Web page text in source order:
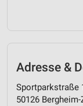
Adresse &
Sportparkstraße
50126